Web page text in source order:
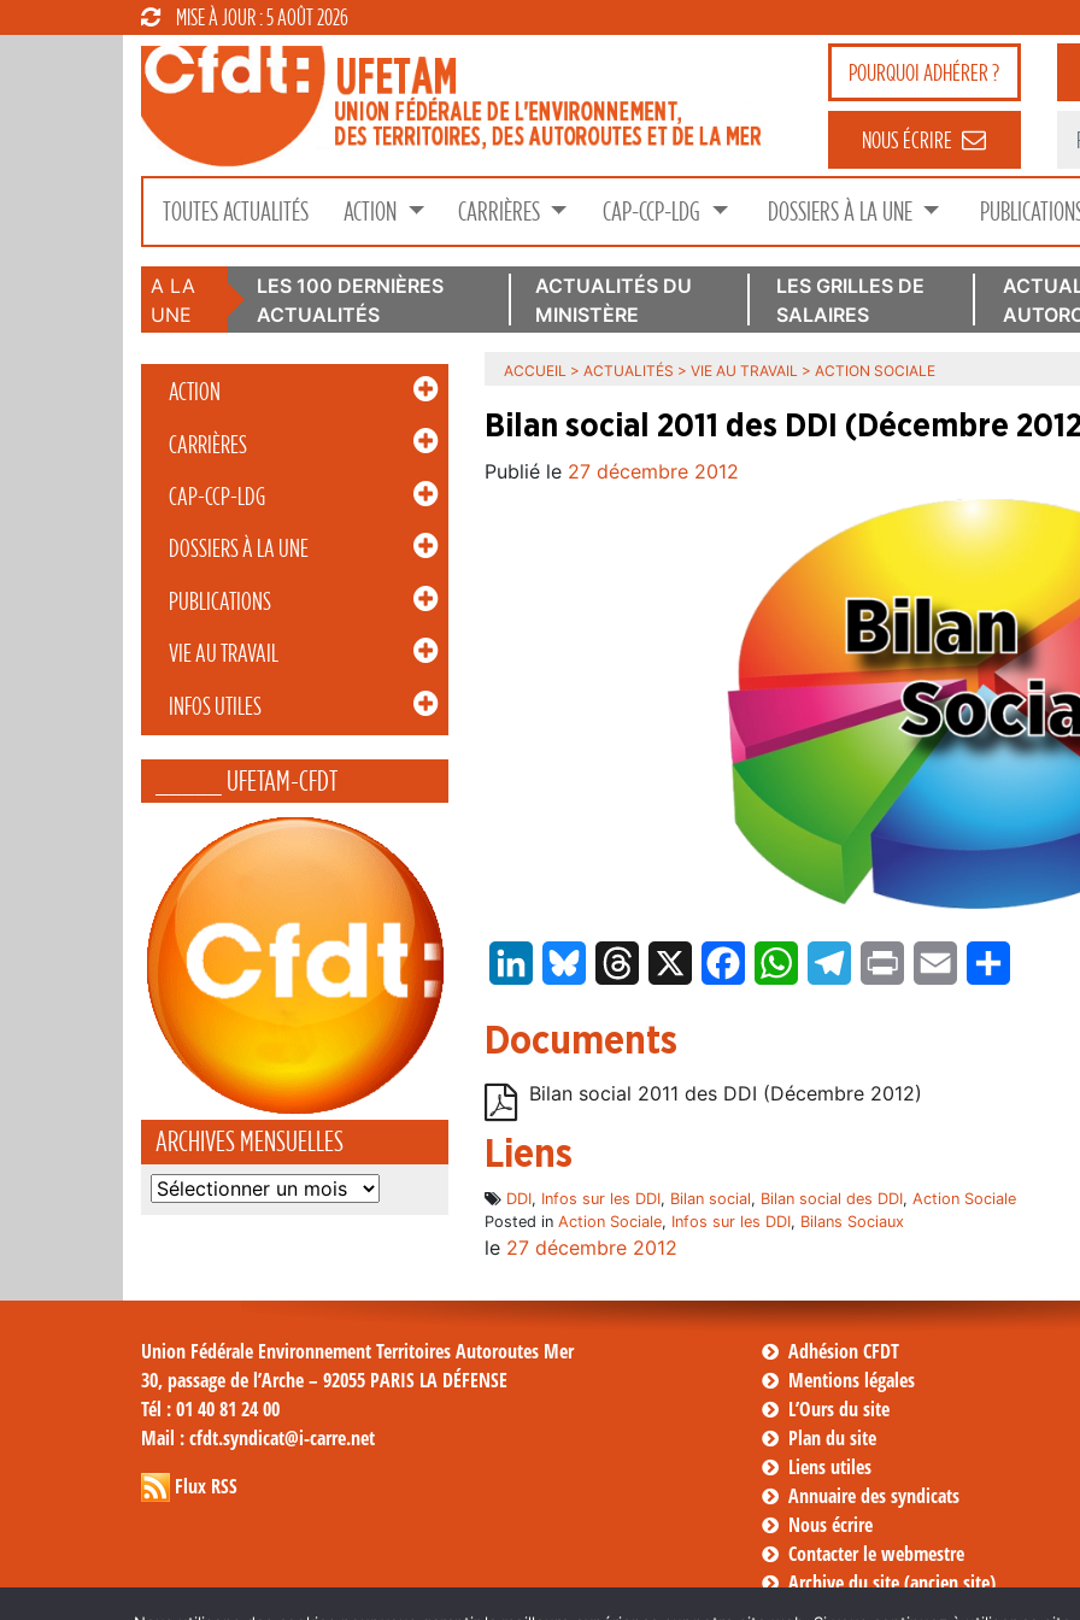
MISE À JOUR : 5 AOÛT 2026
POURQUOIADHÉRER ?
NOUS ÉCRIRE
TOUTES ACTUALITÉS ACTION CARRIÈRES CAP-CCP-LDG DOSSIERS À LA UNE
A LA
UNE
LES 100 DERNIÈRES
ACTUALITÉS
ACTUALITÉS DU
MINISTÈRE
LES GRILLES DE
SALAIRES
ACTION
CARRIÈRES
CAP-CCP-LDG
DOSSIERS À LA UNE
PUBLICATIONS
VIE AU TRAVAIL
INFOS UTILES
_____ UFETAM-CFDT
ARCHIVES MENSUELLES
Archives
ACCUEIL > ACTUALITÉS > VIE AU TRAVAIL > ACTION SOCIALE
Bilan social 2011 des DDI (Décembre
Publié le 27 décembre 2012
LinkedInBluesky Threads FacebookWhatsAppTelegram
Print Email
Documents
Bilan social 2011 des DDI (Décembre 2012)
Liens
DDI, Infos sur les DDI, Bilan social, Bilan social des DDI, Action Sociale
Posted in Action Sociale, Infos sur les DDI, Bilans Sociaux
le 27 décembre 2012
Union Fédérale Environnement Territoires Autoroutes Mer
30, passage de l’Arche – 92055 PARIS LA DÉFENSE
Tél : 01 40 81 24 00
Mail : cfdt.syndicat@i-carre.net
Flux RSS
Adhésion CFDT
Mentions légales
L’Ours du site
Plan du site
Liens utiles
Annuaire des syndicats
Nous écrire
Contacter le webmestre
Archive du site (ancien site)